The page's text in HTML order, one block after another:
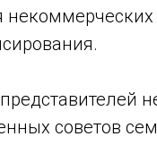
советов